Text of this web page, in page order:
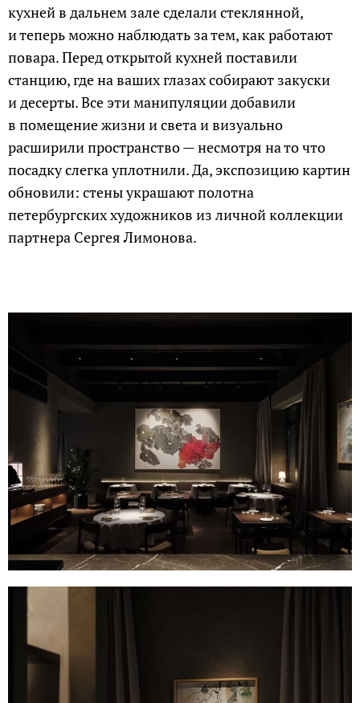
кухней в дальнем зале сделали стеклянной,
и теперь можно наблюдать за тем, как работают
повара. Перед открытой кухней поставили
станцию, где на ваших глазах собирают закуски
и десерты. Все эти манипуляции добавили
в помещение жизни и света и визуально
расширили пространство — несмотря на то что
посадку слегка уплотнили. Да, экспозицию картин
обновили: стены украшают полотна
петербургских художников из личной коллекции
партнера Сергея Лимонова.